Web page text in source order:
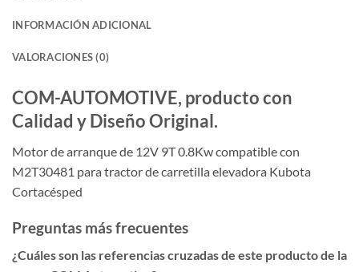
INFORMACIÓN ADICIONAL
VALORACIONES (0)
COM-AUTOMOTIVE, producto con
Calidad y Diseño Original.
Motor de arranque de 12V 9T 0.8Kw compatible con
M2T30481 para tractor de carretilla elevadora Kubota
Cortacésped
Preguntas más frecuentes
¿Cuáles son las referencias cruzadas de este producto de la